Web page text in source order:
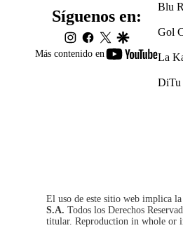
Más contenido en
Síguenos en:
instagram
facebook
twittergoogle
Blu
Gol
La
DiTu
El uso de este sitio web implica la
S.A. Todos los Derechos
titular. Reproduction in whole or